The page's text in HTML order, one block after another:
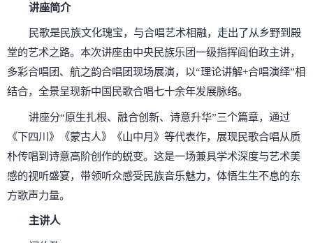
讲座简介
民歌是民族文化瑰宝，与合唱艺术相融，走出了从乡野到殿
堂的艺术之路。本次讲座由中央民族乐团一级指挥阎伯政主讲，
多彩合唱团、航之韵合唱团现场展演，以“理论讲解+合唱演绎”相
结合，全景呈现新中国民歌合唱七十余年发展脉络。
讲座分“原生扎根、融合创新、诗意升华”三个篇章，通过
《下四川》《蒙古人》《山中月》等代表作，展现民歌合唱从质
朴传唱到诗意高阶创作的蜕变。这是一场兼具学术深度与艺术美
感的视听盛宴，带领听众感受民族音乐魅力，体悟生生不息的东
方歌声力量。
主讲人